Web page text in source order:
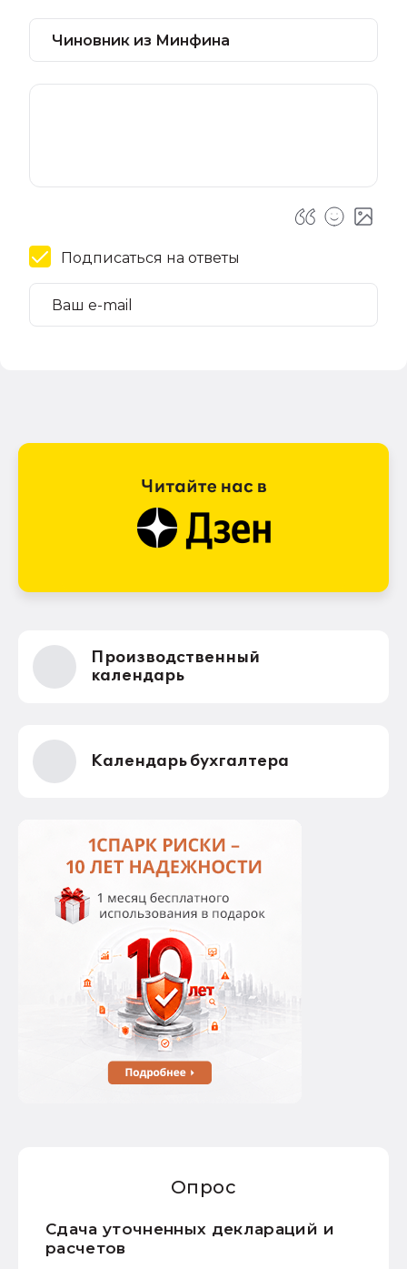
Подписаться на ответы
Производственный
календарь
Календарь бухгалтера
Опрос
Сдача уточненных деклараций и
расчетов